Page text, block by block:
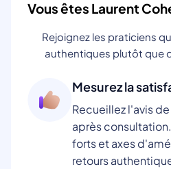
Vous êtes Laurent
Rejoignez les praticiens
authentiques plutôt que
Mesurez la
Recueillez l'avis
après
forts et axes
retours